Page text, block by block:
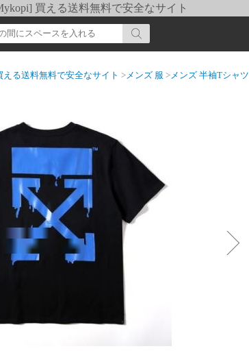
買える送料無料で安全なサイト
る送料無料で安全なサイト >メンズ 服 >メンズ 半袖Tシャツ